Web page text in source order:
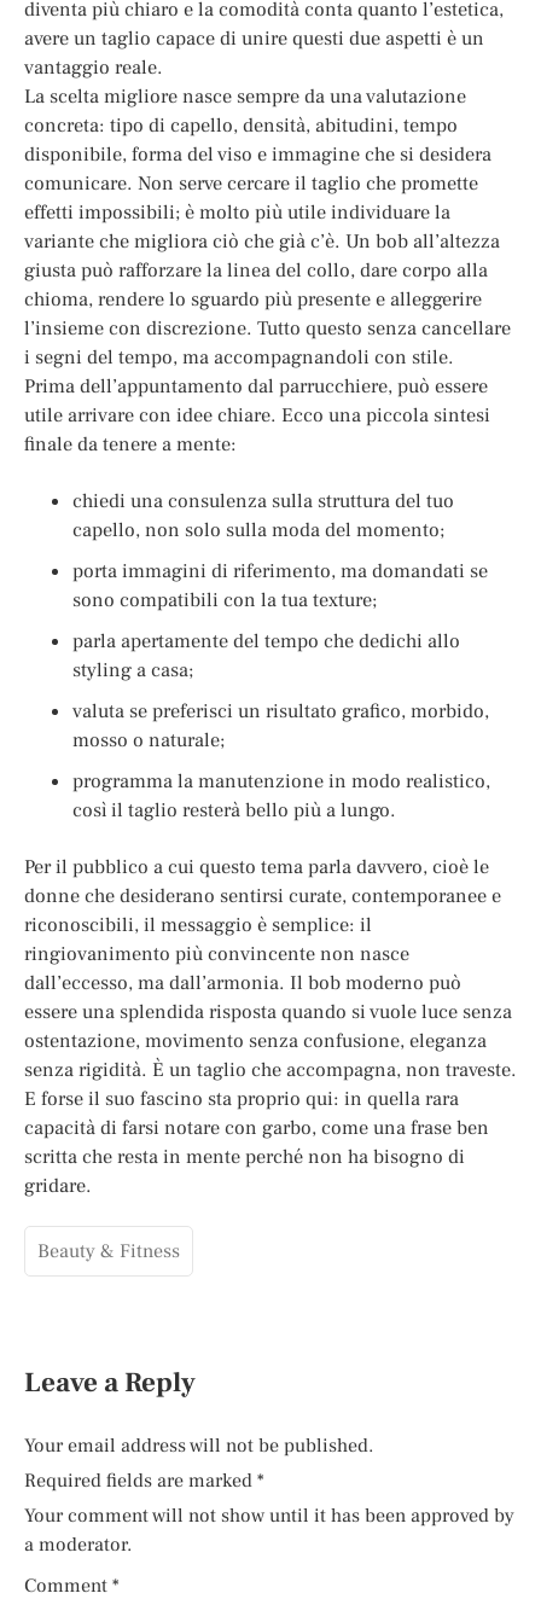
diventa più chiaro e la comodità conta quanto l’estetica,
avere un taglio capace di unire questi due aspetti è un
vantaggio reale.
La scelta migliore nasce sempre da una valutazione
concreta: tipo di capello, densità, abitudini, tempo
disponibile, forma del viso e immagine che si desidera
comunicare. Non serve cercare il taglio che promette
effetti impossibili; è molto più utile individuare la
variante che migliora ciò che già c’è. Un bob all’altezza
giusta può rafforzare la linea del collo, dare corpo alla
chioma, rendere lo sguardo più presente e alleggerire
l’insieme con discrezione. Tutto questo senza cancellare
i segni del tempo, ma accompagnandoli con stile.
Prima dell’appuntamento dal parrucchiere, può essere
utile arrivare con idee chiare. Ecco una piccola sintesi
finale da tenere a mente:
chiedi una consulenza sulla struttura del tuo
capello, non solo sulla moda del momento;
porta immagini di riferimento, ma domandati se
sono compatibili con la tua texture;
parla apertamente del tempo che dedichi allo
styling a casa;
valuta se preferisci un risultato grafico, morbido,
mosso o naturale;
programma la manutenzione in modo realistico,
così il taglio resterà bello più a lungo.
Per il pubblico a cui questo tema parla davvero, cioè le
donne che desiderano sentirsi curate, contemporanee e
riconoscibili, il messaggio è semplice: il
ringiovanimento più convincente non nasce
dall’eccesso, ma dall’armonia. Il bob moderno può
essere una splendida risposta quando si vuole luce senza
ostentazione, movimento senza confusione, eleganza
senza rigidità. È un taglio che accompagna, non traveste.
E forse il suo fascino sta proprio qui: in quella rara
capacità di farsi notare con garbo, come una frase ben
scritta che resta in mente perché non ha bisogno di
gridare.
Beauty & Fitness
Leave a Reply
Your email address will not be published.
Required fields are marked *
Your comment will not show until it has been approved by
a moderator.
Comment *